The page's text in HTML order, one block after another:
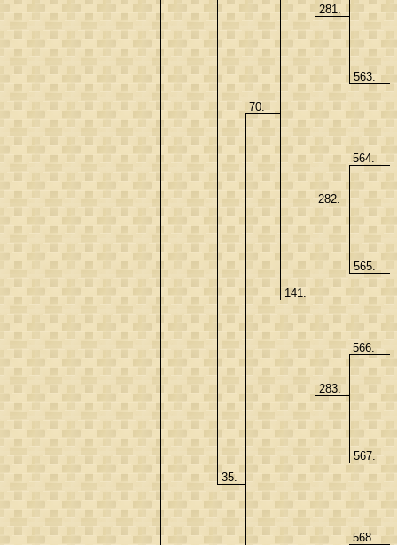
35.
70.
281.
563.
141.
282.
564.
565.
283.
566.
567.
568.